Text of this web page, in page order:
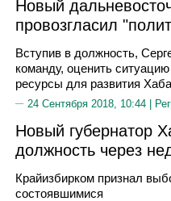
Новый
провозгласил
Вступив в должность,
команду, оценить
ресурсы для развития
24 Сентября 2018, 10:44 |
Новый губернатор
должность через
Крайизбирком признал
состоявшимися